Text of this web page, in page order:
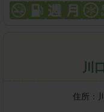
川
住所：